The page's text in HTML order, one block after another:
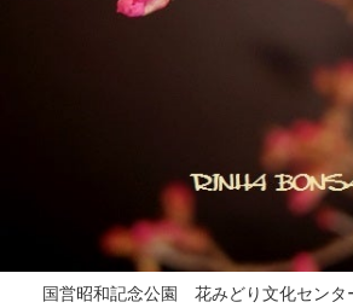
国営昭和記念公園 花みどり文化センタ